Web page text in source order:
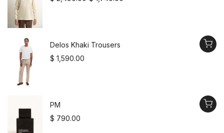
Delos Khaki Trousers
$ 1,590.00
PM
$ 790.00